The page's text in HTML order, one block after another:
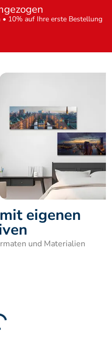
10% auf Ihre erste Bestellung
eigenen
und Materialien